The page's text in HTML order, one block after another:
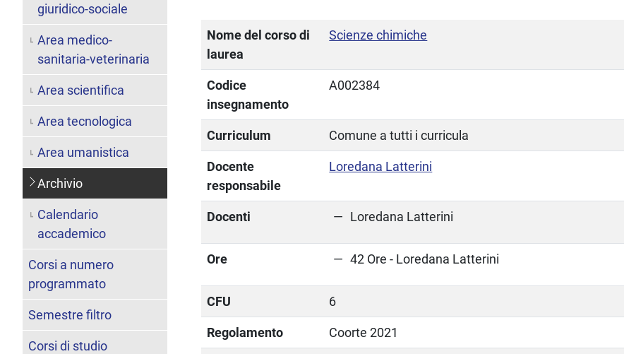
Nome del corso di
laurea
Scienze chimiche
Codice
insegnamento
A002384
Curriculum Comune a tutti i curricula
Docente
responsabile
Loredana Latterini
Docenti Loredana Latterini
Ore 42 Ore - Loredana Latterini
CFU 6
Regolamento Coorte 2021
giuridico-sociale
Area medico-
sanitaria-veterinaria
Area scientifica
Area tecnologica
Area umanistica
Archivio
Calendario
accademico
Corsi a numero
programmato
Semestre filtro
Corsi di studio